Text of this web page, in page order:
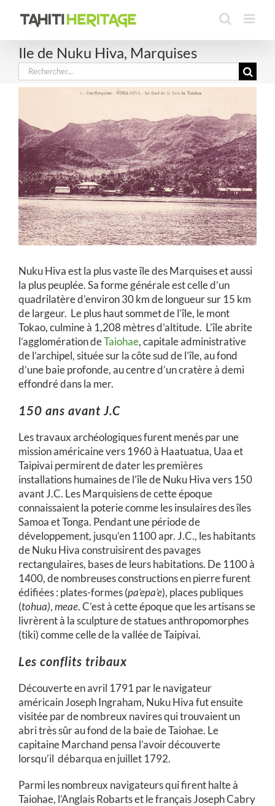
Ile de Nuku Hiva, Marquises
Rechercher:
Nuku Hiva est la plus vaste île des Marquises et aussi
la plus peuplée. Sa forme générale est celle d’un
quadrilatère d’environ 30 km de longueur sur 15 km
de largeur. Le plus haut sommet de l’île, le mont
Tokao, culmine à 1,208 mètres d’altitude. L’île abrite
l’agglomération deTaiohae, capitale administrative
de l’archipel, située sur la côte sud de l’île, au fond
d’une baie profonde, au centre d’un cratère à demi
effondré dans la mer.
150 ans avant J.C
Les travaux archéologiques furent menés par une
mission américaine vers 1960 à Haatuatua, Uaa et
Taipivai permirent de dater les premières
installations humaines de l’île de Nuku Hiva vers 150
avant J.C. Les Marquisiens de cette époque
connaissaient la poterie comme les insulaires des îles
Samoa et Tonga. Pendant une période de
développement, jusqu’en 1100 apr. J.C., les habitants
de Nuku Hiva construisirent des pavages
rectangulaires, bases de leurs habitations. De 1100 à
1400, de nombreuses constructions en pierre furent
édifiées : plates-formes (pa’epa’e), places publiques
(tohua),meae. C’est à cette époque que les artisans se
livrèrent à la sculpture de statues anthropomorphes
(tiki) comme celle de la vallée de Taipivai.
Les conflits tribaux
Découverte en avril 1791 par le navigateur
américain Joseph Ingraham, Nuku Hiva fut ensuite
visitée par de nombreux navires qui trouvaient un
abri très sûr au fond de la baie de Taiohae. Le
capitaine Marchand pensa l’avoir découverte
lorsqu’il débarqua en juillet 1792.
Parmi les nombreux navigateurs qui firent halte à
Taiohae, l’Anglais Robarts et le français Joseph Cabry